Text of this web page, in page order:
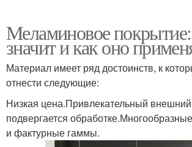
Меламиновое покрытие:
значит и как оно
Материал имеет ряд достоинств, к
отнести следующие:
Низкая цена.Привлекательный
подвергается
и фактурные гаммы.